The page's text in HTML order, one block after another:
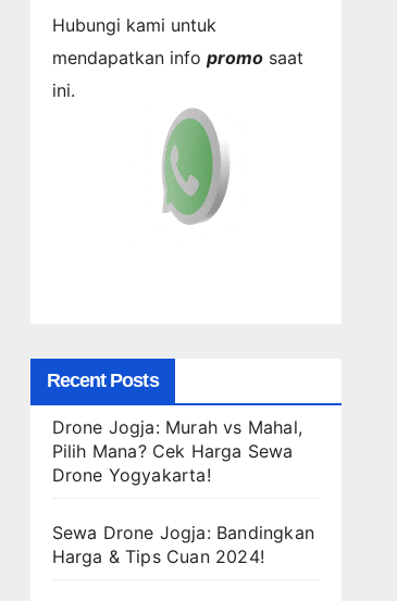
Hubungi kami untuk
mendapatkan info promosaat
ini.
Recent Posts
Drone Jogja: Murah vs Mahal,
Pilih Mana? Cek Harga Sewa
Drone Yogyakarta!
Sewa Drone Jogja: Bandingkan
Harga & Tips Cuan 2024!